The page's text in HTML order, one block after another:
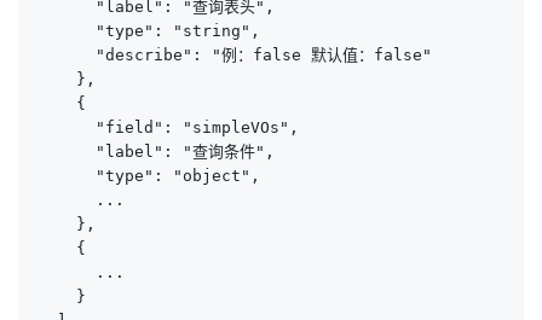
      "label": "查询表头",
      "type": "string",
      "describe": "例：false 默认值：false"
    },
    {
      "field": "simpleVOs",
      "label": "查询条件",
      "type": "object",
      ...
    },
    {
      ...
    }